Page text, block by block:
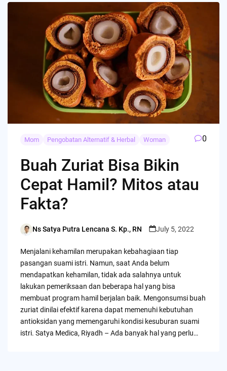
Mom Pengobatan Alternatif & Herbal Woman 0
Buah Zuriat Bisa Bikin
Cepat Hamil? Mitos atau
Fakta?
Posted
Ns Satya Putra Lencana S. Kp., RN July 5, 2022
Menjalani kehamilan merupakan kebahagiaan tiap
pasangan suami istri. Namun, saat Anda belum
mendapatkan kehamilan, tidak ada salahnya untuk
lakukan pemeriksaan dan beberapa hal yang bisa
membuat program hamil berjalan baik. Mengonsumsi buah
zuriat dinilai efektif karena dapat memenuhi kebutuhan
antioksidan yang memengaruhi kondisi kesuburan suami
istri. Satya Medica, Riyadh – Ada banyak hal yang perlu…